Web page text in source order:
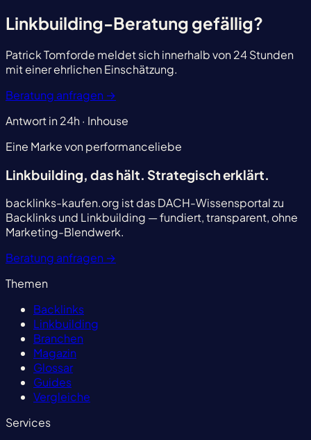
Linkbuilding-Beratung gefällig?
Patrick Tomforde meldet sich innerhalb von 24 Stunden
mit einer ehrlichen Einschätzung.
Beratung anfragen →
Antwort in 24h · Inhouse
Eine Marke von performanceliebe
Linkbuilding, das hält. Strategisch erklärt.
backlinks-kaufen.org ist das DACH-Wissensportal zu
Backlinks und Linkbuilding — fundiert, transparent, ohne
Marketing-Blendwerk.
Beratung anfragen →
Themen
Backlinks
Linkbuilding
Branchen
Magazin
Glossar
Guides
Vergleiche
Services